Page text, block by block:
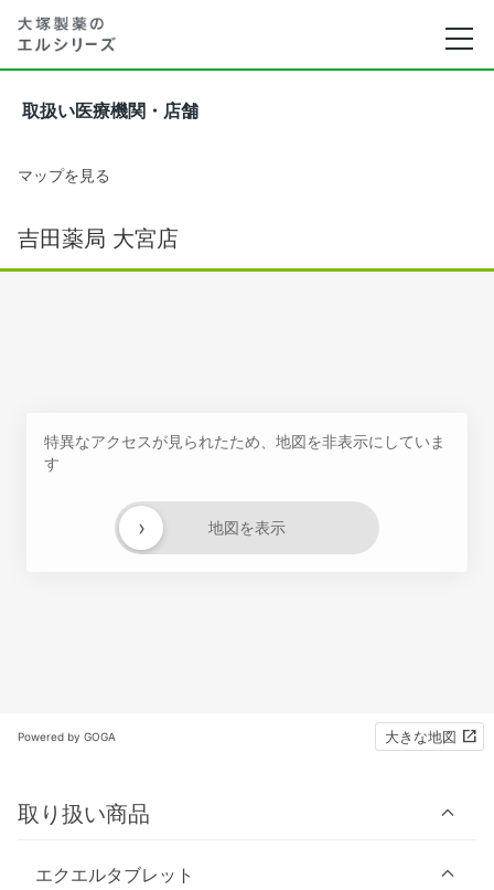
取扱い医療機関・店舗
マップを見る
吉田薬局 大宮店
特異なアクセスが見られたため、地図を非表示にしていま
す
地図を表示
›
Powered by GOGA 大きな地図
取り扱い商品
エクエルタブレット